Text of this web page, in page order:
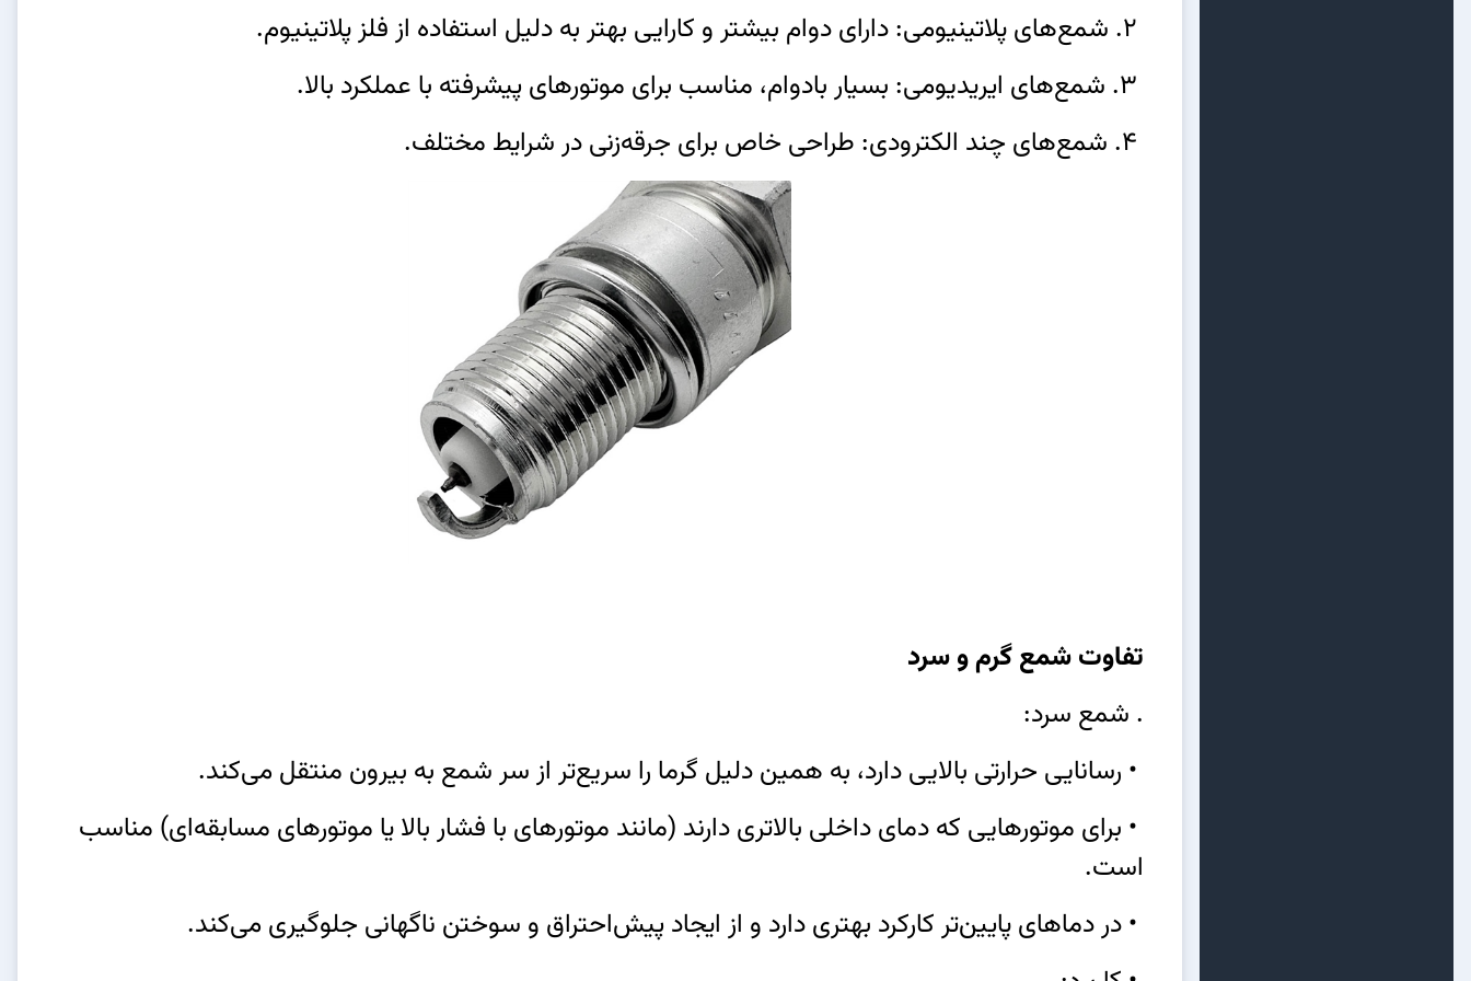
تفاوت شمع گرم و سرد
. شمع سرد:
• رسانایی حرارتی بالایی دارد، به همین دلیل گرما را سریع‌تر از سر شمع به بیرون منتقل می‌کند.
• برای موتورهایی که دمای داخلی بالاتری دارند (مانند موتورهای با فشار بالا یا موتورهای مسابقه‌ای) مناسب
است.
• در دماهای پایین‌تر کارکرد بهتری دارد و از ایجاد پیش‌احتراق و سوختن ناگهانی جلوگیری می‌کند.